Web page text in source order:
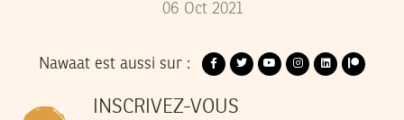
06 Oct 2021
Nawaat est aussi sur :
INSCRIVEZ-VOUS